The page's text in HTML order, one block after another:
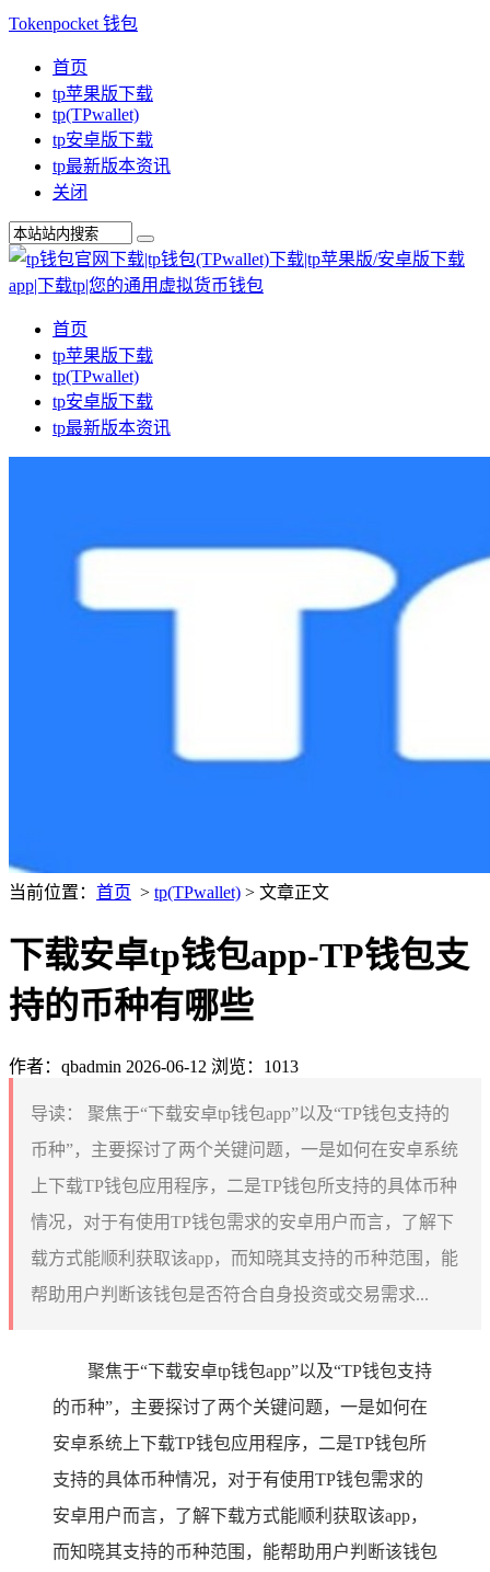
Tokenpocket 钱包
首页
tp苹果版下载
tp(TPwallet)
tp安卓版下载
tp最新版本资讯
关闭
首页
tp苹果版下载
tp(TPwallet)
tp安卓版下载
tp最新版本资讯
当前位置： 首页 > tp(TPwallet) > 文章正文
下载安卓tp钱包app-TP钱包支
持的币种有哪些
作者：qbadmin 2026-06-12 浏览：1013
导读：
聚焦于“下载安卓tp钱包app”以及“TP钱包支持的
币种”，主要探讨了两个关键问题，一是如何在安卓系统
上下载TP钱包应用程序，二是TP钱包所支持的具体币种
情况，对于有使用TP钱包需求的安卓用户而言，了解下
载方式能顺利获取该app，而知晓其支持的币种范围，能
帮助用户判断该钱包是否符合自身投资或交易需求...
聚焦于“下载安卓tp钱包app”以及“TP钱包支持
的币种”，主要探讨了两个关键问题，一是如何在
安卓系统上下载TP钱包应用程序，二是TP钱包所
支持的具体币种情况，对于有使用TP钱包需求的
安卓用户而言，了解下载方式能顺利获取该app，
而知晓其支持的币种范围，能帮助用户判断该钱包